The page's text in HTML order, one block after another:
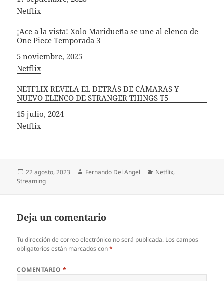
In relation to
Netflix
¡Ace a la vista! Xolo Maridueña se une al elenco de
One Piece Temporada 3
Fecha
5 noviembre, 2025
In relation to
Netflix
NETFLIX REVELA EL DETRÁS DE CÁMARAS Y
NUEVO ELENCO DE STRANGER THINGS T5
Fecha
15 julio, 2024
In relation to
Netflix
Publicado
el
22 agosto, 2023 Autor
Fernando Del Angel Categorías
Netflix,
Streaming
Deja un comentario
Tu dirección de correo electrónico no será publicada. Los campos
obligatorios están marcados con*
COMENTARIO *